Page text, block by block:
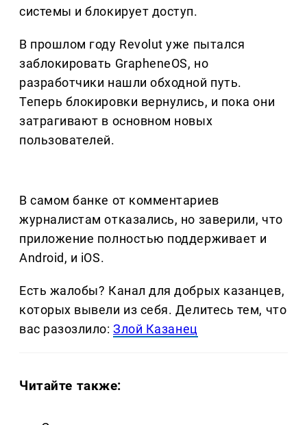
системы и блокирует доступ.
В прошлом году Revolut уже пытался
заблокировать GrapheneOS, но
разработчики нашли обходной путь.
Теперь блокировки вернулись, и пока они
затрагивают в основном новых
пользователей.
В самом банке от комментариев
журналистам отказались, но заверили, что
приложение полностью поддерживает и
Android, и iOS.
Есть жалобы? Канал для добрых казанцев,
которых вывели из себя. Делитеcь тем, что
вас разозлило:Злой Казанец
Читайте также: